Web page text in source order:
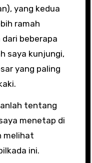
yang kedua
ramah
beberapa
saya kunjungi,
yang paling
tentang
menetap di
melihat
ini.